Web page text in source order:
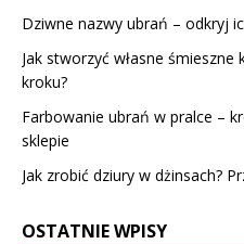
Dziwne nazwy ubrań – odkryj
Jak stworzyć własne
kroku?
Farbowanie ubrań w pralce –
sklepie
Jak zrobić dziury w dżinsach?
OSTATNIE WPISY